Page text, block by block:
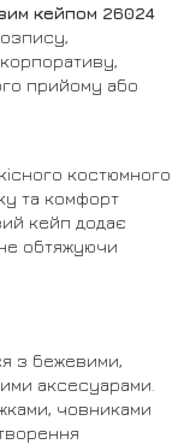
кейпом 26024
прийому або
костюмного
та комфорт
кейп додає
обтяжуючи
з бежевими,
аксесуарами.
човниками